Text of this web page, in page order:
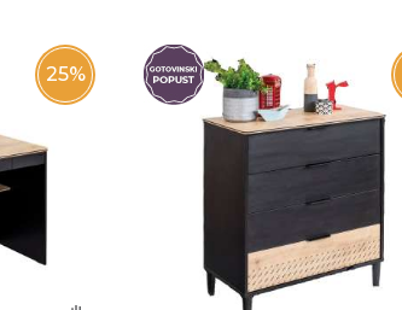
- izračunajte koliko je 6 - 1 :
25%